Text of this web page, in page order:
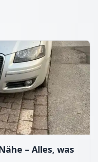
– Alles, was